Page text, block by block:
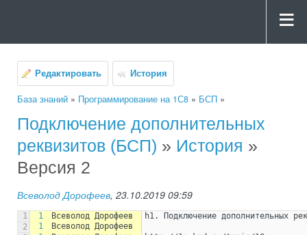
Редактировать История
База знаний » Программирование на 1С8 » БСП »
Подключение дополнительных
реквизитов (БСП) » История »
Версия 2
Всеволод Дорофеев, 23.10.2019 09:59
1 1 Всеволод Дорофеев
h1. Подключение дополнительных
2
1
Всеволод Дорофеев